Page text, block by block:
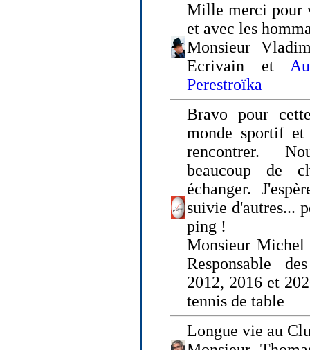
Mille merci pour
et avec les
Monsieur
Ecrivain et
Perestroïka
Bravo pour
monde sportif
rencontrer.
beaucoup de
échanger.
suivie d'autres...
ping !
Monsieur
Responsable
2012, 2016 et
tennis de table
Longue vie au